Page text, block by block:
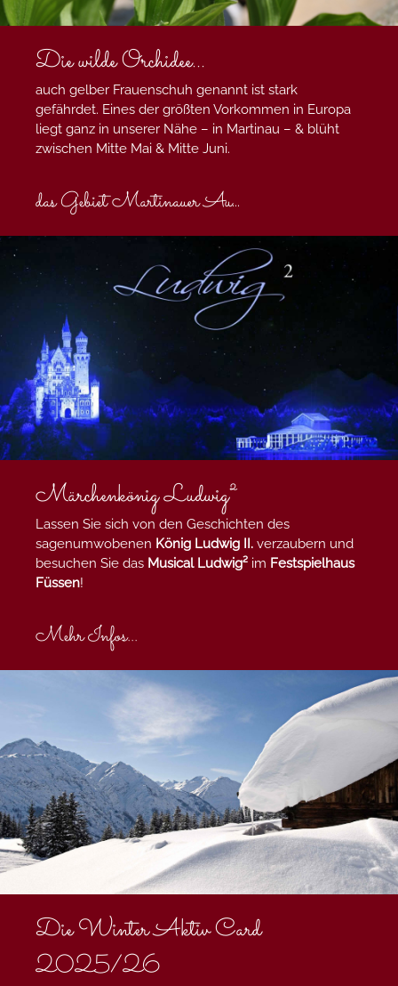
Die wilde Orchidee...
auch gelber Frauenschuh genannt ist stark
gefährdet. Eines der größten Vorkommen in Europa
liegt ganz in unserer Nähe – in Martinau – & blüht
zwischen Mitte Mai & Mitte Juni.
das Gebiet Martinauer Au...
Märchenkönig Ludwig²
Lassen Sie sich von den Geschichten des
sagenumwobenen König Ludwig II. verzaubern und
besuchen Sie das Musical Ludwig² im Festspielhaus
Füssen!
Mehr Infos...
Die Winter Aktiv Card
2025/26